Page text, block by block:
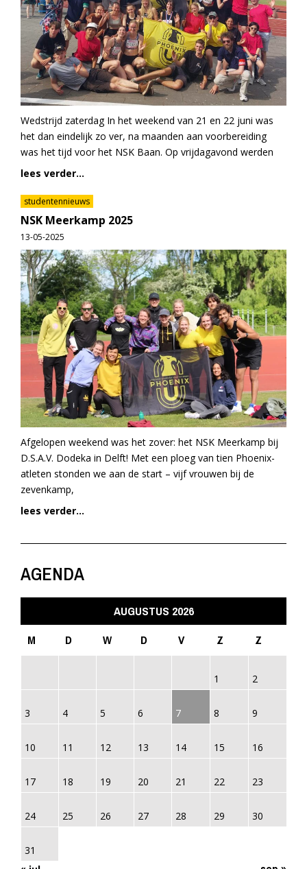
Wedstrijd zaterdag In het weekend van 21 en 22 juni was
het dan eindelijk zo ver, na maanden aan voorbereiding
was het tijd voor het NSK Baan. Op vrijdagavond werden
lees verder...
studentennieuws
NSK Meerkamp 2025
13-05-2025
Afgelopen weekend was het zover: het NSK Meerkamp bij
D.S.A.V. Dodeka in Delft! Met een ploeg van tien Phoenix-
atleten stonden we aan de start – vijf vrouwen bij de
zevenkamp,
lees verder...
AGENDA
AUGUSTUS 2026
M
D W D V Z Z
1 2
3 4 5 6 7 8 9
10 11 12 13 14 15 16
17 18 19 20 21 22 23
24 25 26 27 28 29 30
31